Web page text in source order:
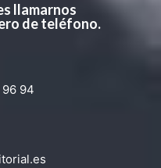
llamarnos
de teléfono.
96 94